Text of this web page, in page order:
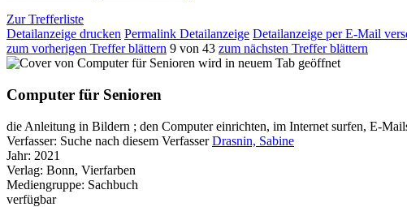
Zur Trefferliste
Detailanzeige drucken Permalink Detailanzeige Detailanzeige per E-Mail
zum vorherigen Treffer blättern 9 von 43 zum nächsten Treffer blättern
wird in neuem Tab geöffnet
Computer für Senioren
die Anleitung in Bildern ; den Computer einrichten, im Internet surfen, E-
Verfasser: Suche nach diesem Verfasser Drasnin, Sabine
Jahr: 2021
Verlag: Bonn, Vierfarben
Mediengruppe: Sachbuch
verfügbar